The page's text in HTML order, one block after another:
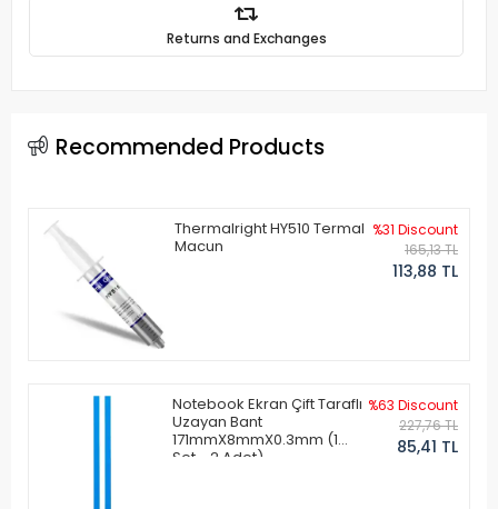
Returns and Exchanges
Recommended Products
Thermalright HY510 Termal
Macun
%31 Discount
165,13 TL
113,88 TL
Notebook Ekran Çift Taraflı
Uzayan Bant
171mmX8mmX0.3mm (1
Set - 2 Adet)
%63 Discount
227,76 TL
85,41 TL